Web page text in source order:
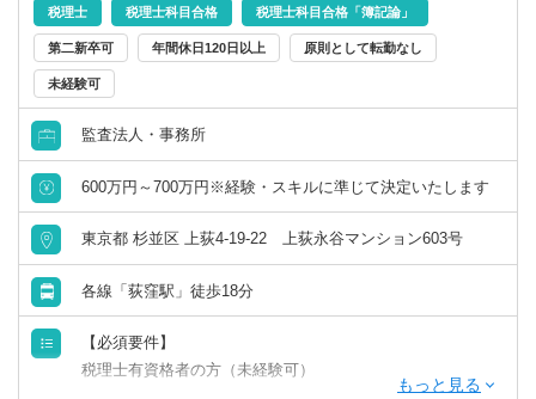
税理士 税理士科目合格 税理士科目合格「簿記論」
第二新卒可 年間休日120日以上 原則として転勤なし
未経験可
監査法人・事務所
600万円～700万円※経験・スキルに準じて決定いたします
東京都 杉並区 上荻4-19-22 上荻永谷マンション603号
各線「荻窪駅」徒歩18分
【必須要件】
税理士有資格者の方（未経験可）
語学
英語力を活かす
中国語を活かす
その他語学を活かす